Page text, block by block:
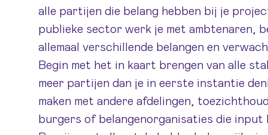
alle partijen die belang hebben bij je
publieke sector werk je met ambtenaren,
allemaal verschillende belangen en
Begin met het in kaart brengen van alle
meer partijen dan je in eerste instantie
maken met andere afdelingen,
burgers of belangenorganisaties die input